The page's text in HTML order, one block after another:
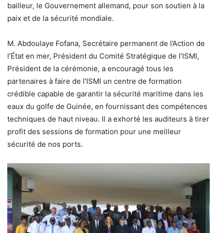
bailleur, le Gouvernement allemand, pour son soutien à la
paix et de la sécurité mondiale.
M. Abdoulaye Fofana, Secrétaire permanent de l’Action de
l’État en mer, Président du Comité Stratégique de l’ISMI,
Président de la cérémonie, a encouragé tous les
partenaires à faire de l’ISMI un centre de formation
crédible capable de garantir la sécurité maritime dans les
eaux du golfe de Guinée, en fournissant des compétences
techniques de haut niveau. Il a exhorté les auditeurs à tirer
profit des sessions de formation pour une meilleur
sécurité de nos ports.